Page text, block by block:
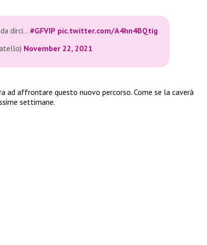
dirci… #GFVIP pic.twitter.com/A4hn4BQtig
November 22, 2021
ad affrontare questo nuovo percorso. Come se la caverà
settimane.